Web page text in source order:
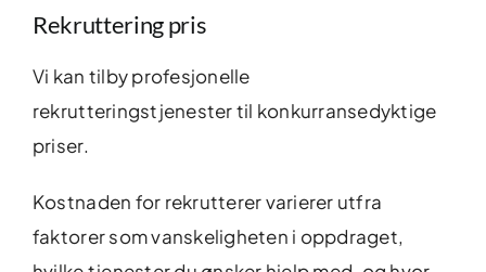
Rekruttering pris
Vi kan tilby profesjonelle
rekrutteringstjenester til konkurransedyktige
priser.
Kostnaden for rekrutterer varierer utfra
faktorer som vanskeligheten i oppdraget,